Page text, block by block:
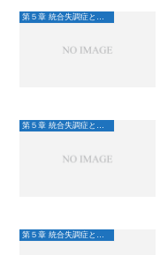
第５章 統合失調症と未来へ
第５章 統合失調症と未来へ